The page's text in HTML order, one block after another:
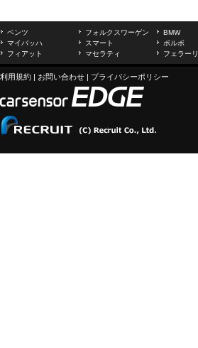
ベンツ フォルクスワーゲン BMW
マイバッハ
スマート ボルボ
フィアット
マセラティ フェラーリ
利用規約 | お問い合わせ | プライバシーポリシー